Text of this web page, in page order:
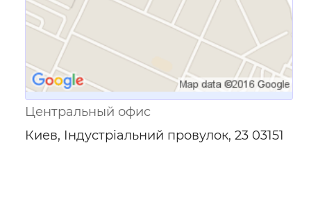
Центральный офис
Киев, Індустріальний провулок, 23 03151